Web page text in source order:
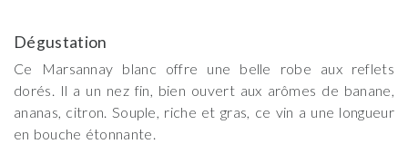
Dégustation
Ce Marsannay blanc offre une belle robe aux reflets
dorés. Il a un nez fin, bien ouvert aux arômes de banane,
ananas, citron. Souple, riche et gras, ce vin a une longueur
en bouche étonnante.